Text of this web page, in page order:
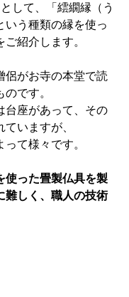
して、「繧繝縁（う
いう種類の縁を使っ
紹介します。
侶がお寺の本堂で読
です。
台座があって、その
ていますが、
て様々です。
使った畳製仏具を製
難しく、職人の技術